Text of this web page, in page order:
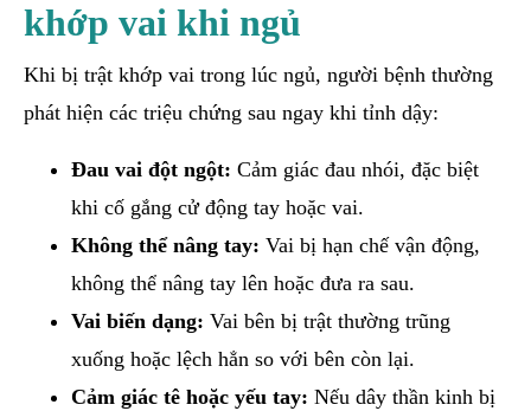
khớp vai khi ngủ
Khi bị trật khớp vai trong lúc ngủ, người bệnh thường
phát hiện các triệu chứng sau ngay khi tỉnh dậy:
Đau vai đột ngột: Cảm giác đau nhói, đặc biệt
khi cố gắng cử động tay hoặc vai.
Không thể nâng tay: Vai bị hạn chế vận động,
không thể nâng tay lên hoặc đưa ra sau.
Vai biến dạng: Vai bên bị trật thường trũng
xuống hoặc lệch hẳn so với bên còn lại.
Cảm giác tê hoặc yếu tay: Nếu dây thần kinh bị